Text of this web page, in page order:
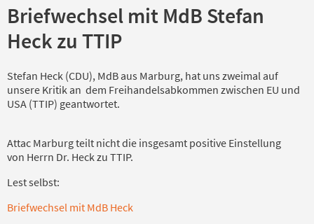
Briefwechsel mit MdB Stefan
Heck zu TTIP
Stefan Heck (CDU), MdB aus Marburg, hat uns zweimal auf
unsere Kritik an dem Freihandelsabkommen zwischen EU und
USA (TTIP) geantwortet.
Attac Marburg teilt nicht die insgesamt positive Einstellung
von Herrn Dr. Heck zu TTIP.
Lest selbst:
Briefwechsel mit MdB Heck